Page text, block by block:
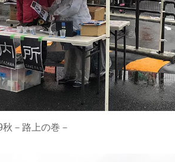
－路上の巻－